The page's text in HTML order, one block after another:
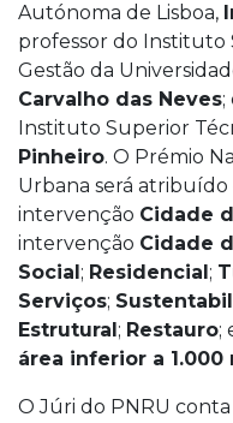
Autónoma de Lisboa,
professor do Instituto
Gestão da
Carvalho das Neves;
Instituto Superior
Pinheiro. O Prémio
Urbana será atribuído
intervenção Cidade
intervenção Cidade
Social ; Residencial ;
Serviços;
Estrutural ; Restauro;
área inferior a 1.000
O Júri do PNRU conta